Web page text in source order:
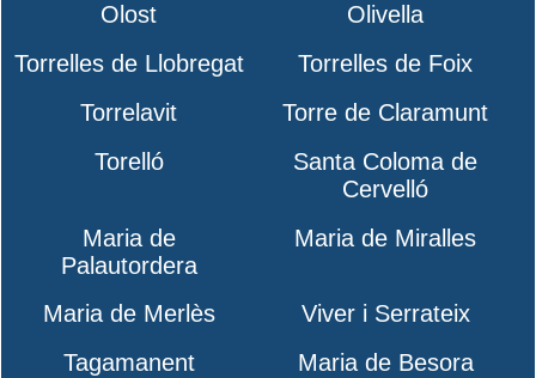
Olost
Olivella
Torrelles de Llobregat
Torrelles de Foix
Torrelavit
Torre de Claramunt
Torelló
Santa Coloma de
Cervelló
Maria de
Palautordera
Maria de Miralles
Maria de Merlès
Viver i Serrateix
Tagamanent
Maria de Besora